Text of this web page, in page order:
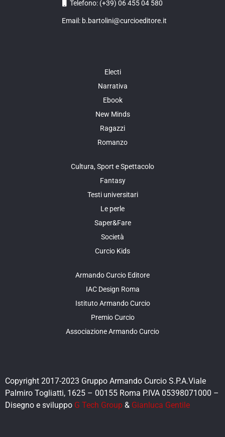
Telefono: (+39) 06 455 04 580
Email: b.bartolini@curcioeditore.it
Electi
Narrativa
Ebook
New Minds
Ragazzi
Romanzo
Cultura, Sport e Spettacolo
Fantasy
Testi universitari
Le perle
Saper&Fare
Società
Curcio Kids
Armando Curcio Editore
IAC Design Roma
Istituto Armando Curcio
Premio Curcio
Associazione Armando Curcio
Copyright 2017-2023 Gruppo Armando Curcio S.P.A.Viale
Palmiro Togliatti, 1625 – 00155 Roma P.IVA 05398071000 –
Disegno e sviluppo G Tech Group & Gianluca Gentile